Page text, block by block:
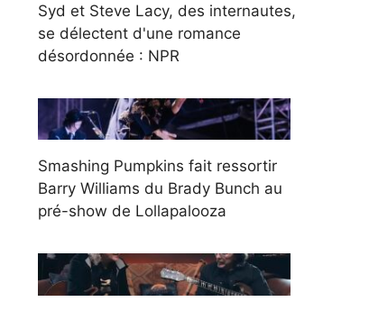
Syd et Steve Lacy, des internautes,
se délectent d'une romance
désordonnée : NPR
Smashing Pumpkins fait ressortir
Barry Williams du Brady Bunch au
pré-show de Lollapalooza